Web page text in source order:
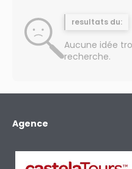
resultats du:
Aucune idée
recherche.
Agence